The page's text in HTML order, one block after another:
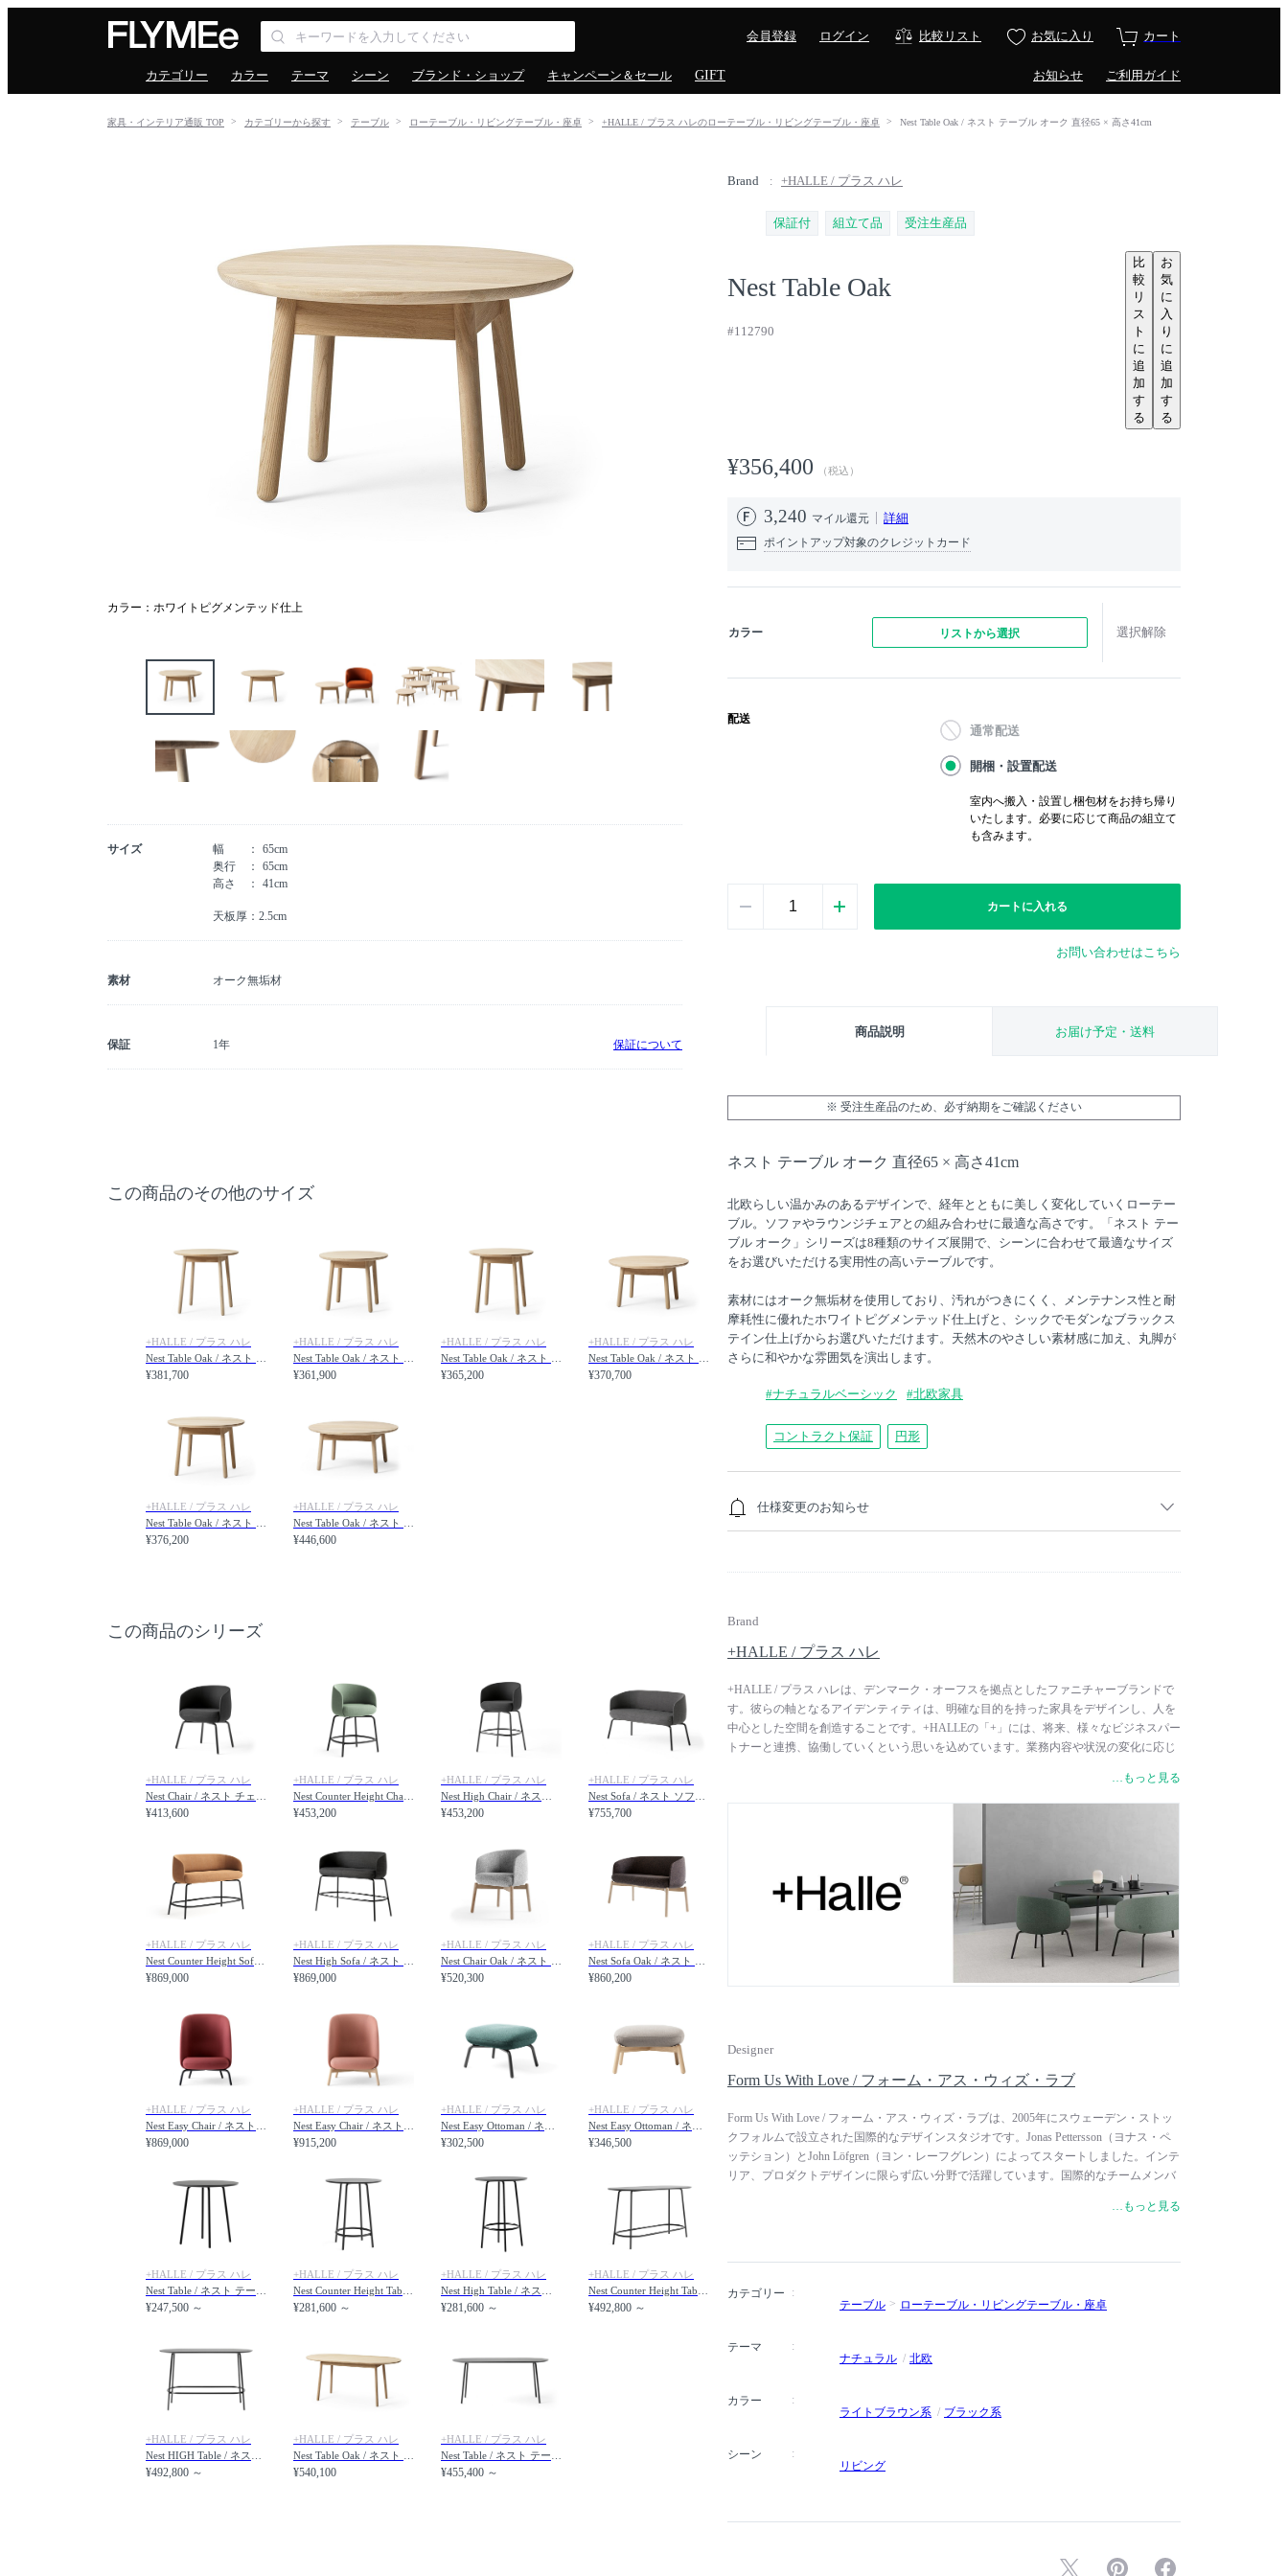
会員登録 ログイン 比較リスト お気に入り カート
カテゴリー カラー テーマ シーン ブランド・ショップ キャンペーン＆セール GIFT お知らせ ご利用ガイド
家具・インテリア通販 TOP カテゴリーから探す テーブル ローテーブル・リビングテーブル・座卓 +HALLE / プラス ハレのローテーブル・リビングテーブル・座卓 Nest Table Oak / ネスト テーブル オーク 直径65 × 高さ41cm
Brand +HALLE / プラス ハレ
保証付 組立て品 受注生産品
Nest Table Oak
#112790
比
較
リ
ス
ト
に
追
加
す
る
お
気
に
入
り
に
追
加
す
る
¥356,400 （税込）
3,240 マイル還元 詳細
ポイントアップ対象のクレジットカード
カラー リストから選択 選択解除
配送
通常配送
開梱・設置配送
室内へ搬入・設置し梱包材をお持ち帰り
いたします。必要に応じて商品の組立て
も含みます。
カートに入れる
お問い合わせはこちら
商品説明 お届け予定・送料
※ 受注生産品のため、必ず納期をご確認ください
ネスト テーブル オーク 直径65 × 高さ41cm
北欧らしい温かみのあるデザインで、経年とともに美しく変化していくローテー
ブル。ソファやラウンジチェアとの組み合わせに最適な高さです。「ネスト テー
ブル オーク」シリーズは8種類のサイズ展開で、シーンに合わせて最適なサイズ
をお選びいただける実用性の高いテーブルです。
素材にはオーク無垢材を使用しており、汚れがつきにくく、メンテナンス性と耐
摩耗性に優れたホワイトピグメンテッド仕上げと、シックでモダンなブラックス
テイン仕上げからお選びいただけます。天然木のやさしい素材感に加え、丸脚が
さらに和やかな雰囲気を演出します。
#ナチュラルベーシック #北欧家具
コントラクト保証 円形
仕様変更のお知らせ
本商品は2023年11月以降ご注文分より、下記の通り仕上げが変更となります。
【新】オーク / ホワイトピグメンテッド仕上
※ ホワイトピグメンテッド仕上げについて
の面でソープ仕上げより改善されたクリアラッカー仕上げです。
Brand
+HALLE / プラス ハレ
+HALLE / プラス ハレは、デンマーク・オーフスを拠点としたファニチャーブランドで
す。彼らの軸となるアイデンティティは、明確な目的を持った家具をデザインし、人を
中心とした空間を創造することです。+HALLEの「+」には、将来、様々なビジネスパー
トナーと連携、協働していくという思いを込めています。業務内容や状況の変化に応じ
の変化、進化するテクノロジー、プライバシーの確保に人々がどう関わっていくのか
を、建築家、デザイナー、アーティスト、ライターなど様々な分野の専門家と一緒に探
の豊富な納品実績があります。製品の部材の組み立て、縫製は全てデンマーク内で行わ
れており、デンマーク最高レベルの環境基準に従って製造されています。FSC認証を取
得し、森林の自然環境を保護しているほか、金属部品は、99％リサイクル可能なスチー
ルから製造しています。+HALLEは、伝統的なやり方に固執せず、ポジティブな変化を
もたらす、新世代ファニチャーブランドの代表的存在です。
…もっと見る
Designer
Form Us With Love / フォーム・アス・ウィズ・ラブ
Form Us With Love / フォーム・アス・ウィズ・ラブは、2005年にスウェーデン・ストッ
クフォルムで設立された国際的なデザインスタジオです。Jonas Pettersson（ヨナス・ペ
ッテション）とJohn Löfgren（ヨン・レーフグレン）によってスタートしました。インテ
リア、プロダクトデザインに限らず広い分野で活躍しています。国際的なチームメンバ
という共通の目的を持っています。スタジオの核となるのは、伝統的なクリエイティブ
様々な家具・照明ブランドから製品を発表しています。レッド・ドット・デザイン賞や
IFデザイン賞、グッドデザイン賞など数々の国際的なデザイン賞を受賞しています。
…もっと見る
カテゴリー
テーブル
ローテーブル・リビングテーブル・座卓
テーマ
ナチュラル
北欧
カラー
ライトブラウン系
ブラック系
シーン
リビング
カラー：ホワイトピグメンテッド仕上
サイズ 幅
65cm
奥行
65cm
高さ
41cm
天板厚：2.5cm
素材 オーク無垢材
保証 1年 保証について
この商品のその他のサイズ
+HALLE / プラス ハレ
¥381,700
+HALLE / プラス ハレ
¥361,900
+HALLE / プラス ハレ
¥365,200
+HALLE / プラス ハレ
¥370,700
+HALLE / プラス ハレ
¥376,200
+HALLE / プラス ハレ
¥446,600
この商品のシリーズ
+HALLE / プラス ハレ
¥413,600
+HALLE / プラス ハレ
¥453,200
+HALLE / プラス ハレ
¥453,200
+HALLE / プラス ハレ
¥755,700
+HALLE / プラス ハレ
¥869,000
+HALLE / プラス ハレ
¥869,000
+HALLE / プラス ハレ
¥520,300
+HALLE / プラス ハレ
¥860,200
+HALLE / プラス ハレ
¥869,000
+HALLE / プラス ハレ
¥915,200
+HALLE / プラス ハレ
¥302,500
+HALLE / プラス ハレ
¥346,500
+HALLE / プラス ハレ
¥247,500 ～
+HALLE / プラス ハレ
¥281,600 ～
+HALLE / プラス ハレ
¥281,600 ～
+HALLE / プラス ハレ
¥492,800 ～
+HALLE / プラス ハレ
¥492,800 ～
+HALLE / プラス ハレ
¥540,100
+HALLE / プラス ハレ
¥455,400 ～